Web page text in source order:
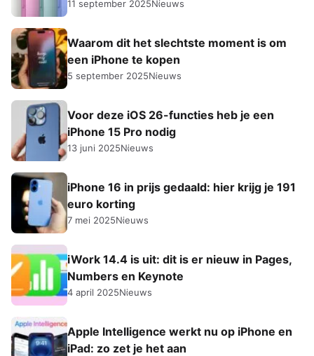
11 september 2025Nieuws
Waarom dit het slechtste moment is om
een iPhone te kopen
5 september 2025Nieuws
Voor deze iOS 26-functies heb je een
iPhone 15 Pro nodig
13 juni 2025Nieuws
iPhone 16 in prijs gedaald: hier krijg je 191
euro korting
7 mei 2025Nieuws
iWork 14.4 is uit: dit is er nieuw in Pages,
Numbers en Keynote
4 april 2025Nieuws
Apple Intelligence werkt nu op iPhone en
iPad: zo zet je het aan